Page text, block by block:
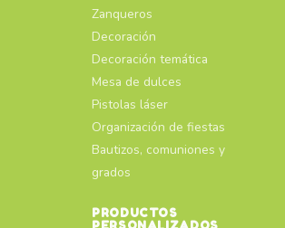
Zanqueros
Decoración
Decoración temática
Mesa de dulces
Pistolas láser
Organización de fiestas
Bautizos, comuniones y
grados
PRODUCTOS